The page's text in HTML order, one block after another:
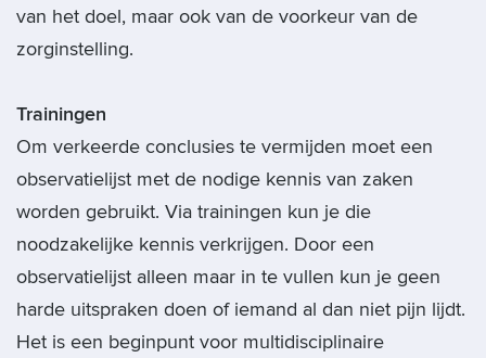
van het doel, maar ook van de voorkeur van de
zorginstelling.
Trainingen
Om verkeerde conclusies te vermijden moet een
observatielijst met de nodige kennis van zaken
worden gebruikt. Via trainingen kun je die
noodzakelijke kennis verkrijgen. Door een
observatielijst alleen maar in te vullen kun je geen
harde uitspraken doen of iemand al dan niet pijn lijdt.
Het is een beginpunt voor multidisciplinaire